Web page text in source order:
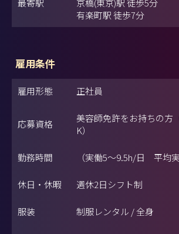
有楽町駅 徒歩7分
雇用条件
雇用形態 正社員
応募資格
美容師免許をお持ちの方
K）
勤務時間 （実働5～9.5h/日 平均実
休日・休暇 週休2日シフト制
服装 制服レンタル / 全身